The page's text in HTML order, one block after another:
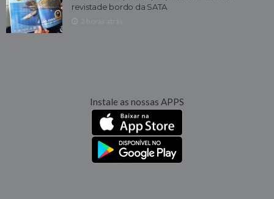
revistade bordo da SATA
Instale as nossas APPS